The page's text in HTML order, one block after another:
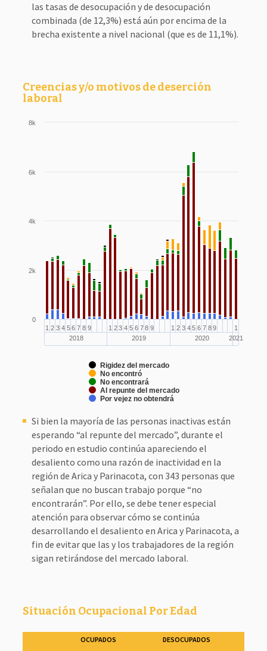
las tasas de desocupación y de desocupación
combinada (de 12,3%) está aún por encima de la
brecha existente a nivel nacional (que es de 11,1%).
Creencias y/o motivos de deserción
laboral
Rigidez del mercado
No encontró
No encontrará
Al repunte del mercado
Por vejez no obtendrá
1
2018
2 3 4 5 6 7 8 9
1
2019
2 3 4 5 6 7 8 9
1
2020
2 3 4 5 6 7 8 9
1
2021
0
2k
4k
6k
8k
Si bien la mayoría de las personas inactivas están
esperando “al repunte del mercado”, durante el
periodo en estudio continúa apareciendo el
desaliento como una razón de inactividad en la
región de Arica y Parinacota, con 343 personas que
señalan que no buscan trabajo porque “no
encontrarán”. Por ello, se debe tener especial
atención para observar cómo se continúa
desarrollando el desaliento en Arica y Parinacota, a
fin de evitar que las y los trabajadores de la región
sigan retirándose del mercado laboral.
Situación Ocupacional Por Edad
OCUPADOS DESOCUPADOS